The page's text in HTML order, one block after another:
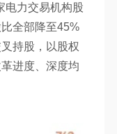
电力交易机构股
全部降至45%
持股，以股权
进度、深度均